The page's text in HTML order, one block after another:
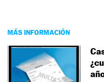
MÁS INFORMACIÓN